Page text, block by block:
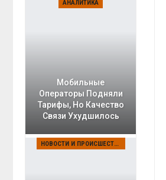
АНАЛИТИКА
Мобильные
Операторы Подняли
Тарифы, Но Качество
Связи Ухудшилось
НОВОСТИ И ПРОИСШЕСТВИЯ